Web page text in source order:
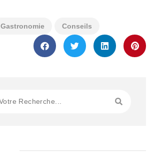
Gastronomie Conseils